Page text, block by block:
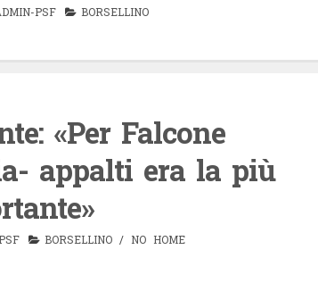
PSF BORSELLINO
«Per Falcone
appalti era la più
BORSELLINO / NO HOME